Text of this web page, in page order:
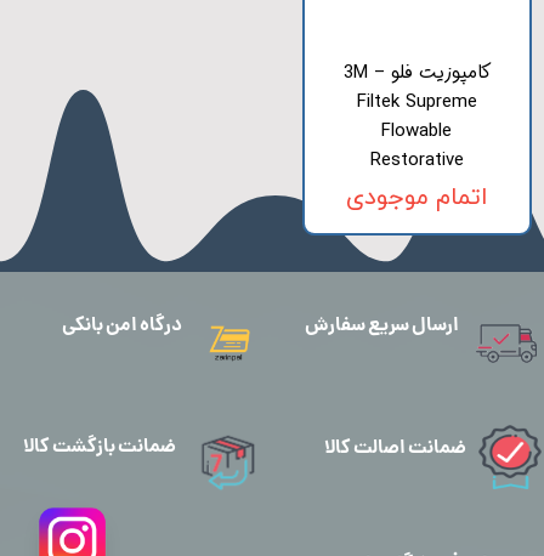
کامپوزیت فلو 3M –
Filtek Supreme
Flowable
Restorative
اتمام موجودی
ارسال سریع سفارش درگاه امن بانکی
ضمانت اصالت کالا ضمانت بازگشت کالا